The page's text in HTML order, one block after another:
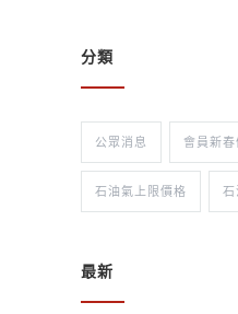
分類
公眾消息 會員新
石油氣上限價格 石
最新